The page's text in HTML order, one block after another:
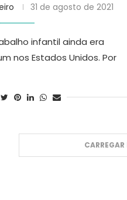
31 de agosto de 2021
infantil ainda era
nos Estados Unidos. Por